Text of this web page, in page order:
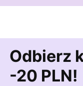
Odbierz
-20 PLN!